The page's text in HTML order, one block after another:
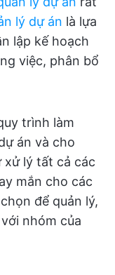
lý dự án là lựa
lập kế hoạch
việc, phân bổ
trình làm
án và cho
xử lý tất cả các
mắn cho các
để quản lý,
nhóm của